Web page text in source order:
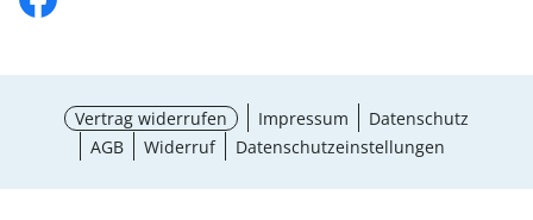
Vertrag widerrufen Impressum
Datenschutz
AGB
Widerruf Datenschutzeinstellungen